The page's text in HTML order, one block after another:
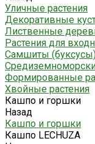
Уличные растения
Декоративные
Лиственные
Растения для
Самшиты
Формированные
Хвойные растения
Кашпо и горшки
Назад
Кашпо и горшки
Кашпо LECHUZA